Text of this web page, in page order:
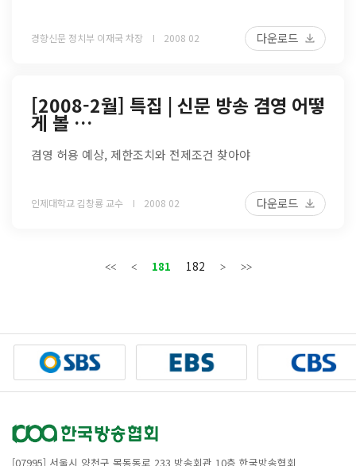
경향신문 정치부 이재국 차장 2008 02 다운로드
[2008-2월] 특집 | 신문 방송 겸영 어떻
게 볼 …
겸영 허용 예상, 제한조치와 전제조건 찾아야
인제대학교 김창룡 교수 2008 02 다운로드
181 182
[07995] 서울시 양천구 목동동로 233 방송회관 10층 한국방송협회